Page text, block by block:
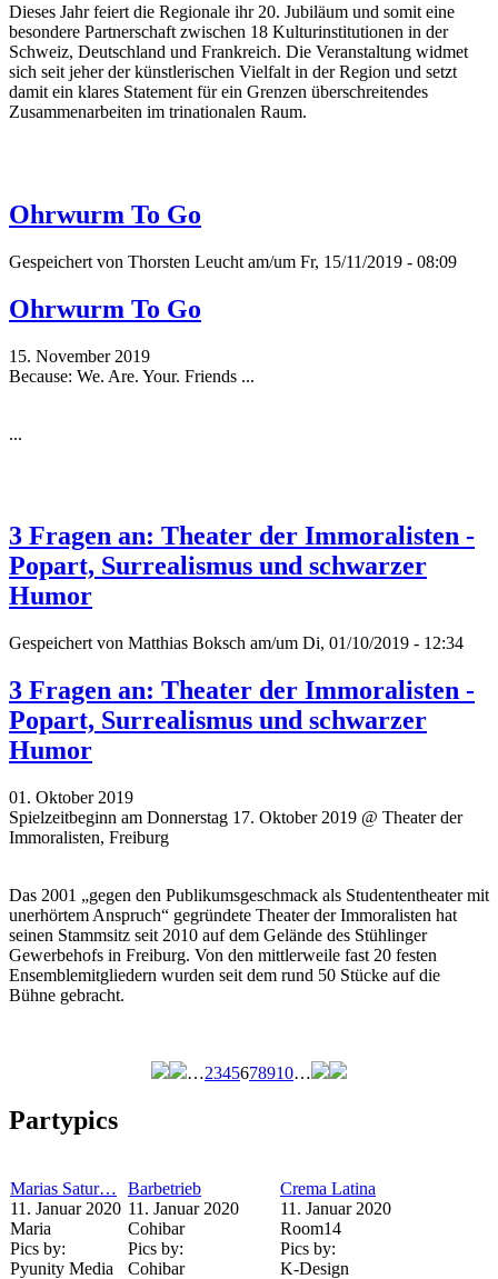
Dieses Jahr feiert die Regionale ihr 20. Jubiläum und somit eine
besondere Partnerschaft zwischen 18 Kulturinstitutionen in der
Schweiz, Deutschland und Frankreich. Die Veranstaltung widmet
sich seit jeher der künstlerischen Vielfalt in der Region und setzt
damit ein klares Statement für ein Grenzen überschreitendes
Zusammenarbeiten im trinationalen Raum.
Ohrwurm To Go
Gespeichert von Thorsten Leucht am/um Fr, 15/11/2019 - 08:09
Ohrwurm To Go
15. November 2019
Because: We. Are. Your. Friends ...
...
3 Fragen an: Theater der Immoralisten -
Popart, Surrealismus und schwarzer
Humor
Gespeichert von Matthias Boksch am/um Di, 01/10/2019 - 12:34
3 Fragen an: Theater der Immoralisten -
Popart, Surrealismus und schwarzer
Humor
01. Oktober 2019
Spielzeitbeginn am Donnerstag 17. Oktober 2019 @ Theater der
Immoralisten, Freiburg
Das 2001 „gegen den Publikumsgeschmack als Studententheater mit
unerhörtem Anspruch“ gegründete Theater der Immoralisten hat
seinen Stammsitz seit 2010 auf dem Gelände des Stühlinger
Gewerbehofs in Freiburg. Von den mittlerweile fast 20 festen
Ensemblemitgliedern wurden seit dem rund 50 Stücke auf die
Bühne gebracht.
…2345678910…
Partypics
Marias Satur…
11. Januar 2020
Maria
Pics by:
Pyunity Media
Barbetrieb
11. Januar 2020
Cohibar
Pics by:
Cohibar
Crema Latina
11. Januar 2020
Room14
Pics by:
K-Design